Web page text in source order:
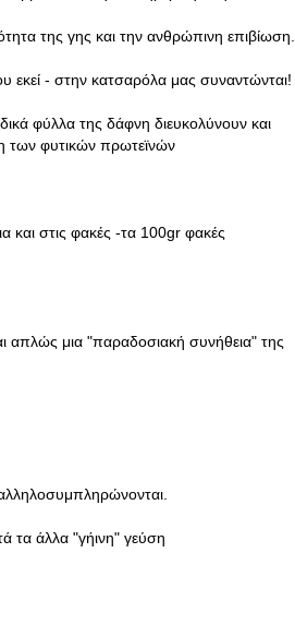
της γης και την ανθρώπινη επιβίωση.
εκεί - στην κατσαρόλα μας συναντώνται!
φύλλα της δάφνη διευκολύνουν και
των φυτικών πρωτεϊνών
και στις φακές -τα 100gr φακές
απλώς μια "παραδοσιακή συνήθεια" της
τα άλλα "γήινη" γεύση